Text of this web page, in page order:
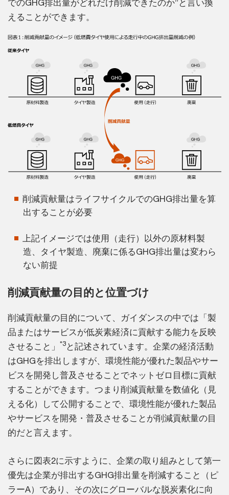
でのGHG排出量がどれだけ削減できたのか”と言い換
えることができます。
削減貢献量はライフサイクルでのGHG排出量を算
出することが必要
上記イメージでは使用（走行）以外の原材料製
造、タイヤ製造、廃棄に係るGHG排出量は変わら
ない前提
削減貢献量の目的と位置づけ
削減貢献量の目的について、ガイダンスの中では「製
品またはサービスが低炭素経済に貢献する能力を反映
させること」
*3と記述されています。企業の経済活動
はGHGを排出しますが、環境性能が優れた製品やサー
ビスを開発し普及させることでネットゼロ目標に貢献
することができます。つまり削減貢献量を数値化（見
える化）して公開することで、環境性能が優れた製品
やサービスを開発・普及させることが削減貢献量の目
的だと言えます。
さらに図表2に示すように、企業の取り組みとして第一
優先は企業が排出するGHG排出量を削減すること（ピ
ラーA）であり、その次にグローバルな脱炭素化に向